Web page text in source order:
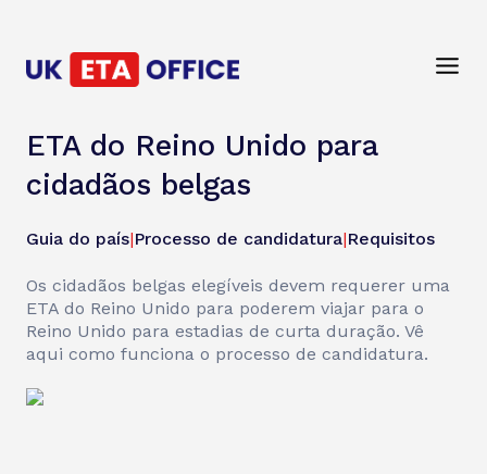
ETA do Reino Unido para
cidadãos belgas
Guia do país|Processo de candidatura|Requisitos
Os cidadãos belgas elegíveis devem requerer uma
ETA do Reino Unido para poderem viajar para o
Reino Unido para estadias de curta duração. Vê
aqui como funciona o processo de candidatura.